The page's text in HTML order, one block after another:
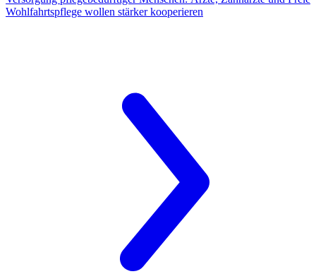
Wohlfahrtspflege wollen stärker kooperieren